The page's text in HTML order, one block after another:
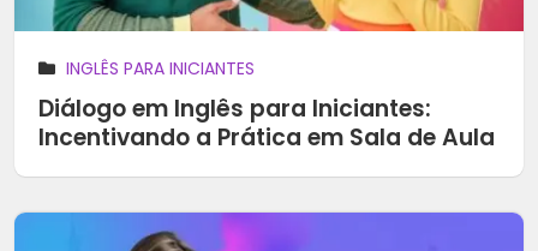
INGLÊS PARA INICIANTES
Diálogo em Inglês para Iniciantes:
Incentivando a Prática em Sala de Aula